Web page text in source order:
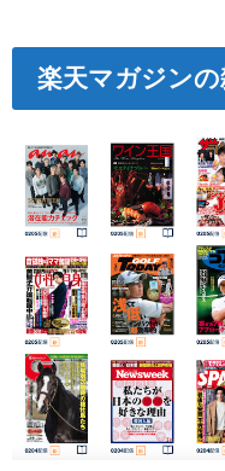
楽天マガジン